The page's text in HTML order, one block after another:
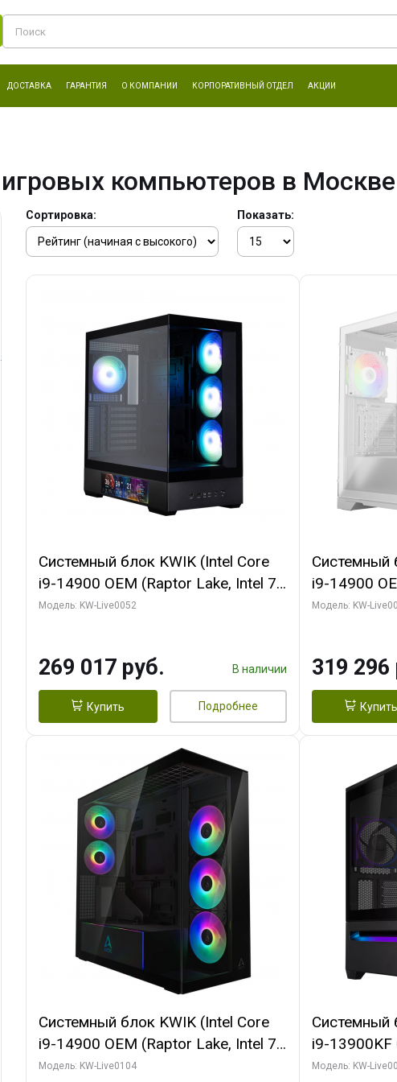
ДОСТАВКА ГАРАНТИЯ О КОМПАНИИ КОРПОРАТИВНЫЙ ОТДЕЛ АКЦИИ
компьютеров в Москве
Сортировка: Показать:
Системный блок KWIK (Intel Core
i9-14900 OEM (Raptor Lake, Intel 7,
C24 16EC/8PC// 64 ГБ ОЗУ (2
256bit 3xDP HD/ 512 ГБ SSD)
Модель: KW-Live0052
269 017 руб. В наличии
Купить Подробнее
Системный
i9-14900
C24 16EC/
GDDR7
Модель: KW-
319 296
Купить
Системный блок KWIK (Intel Core
i9-14900 OEM (Raptor Lake, Intel 7,
C24 16EC/8PC// 64 ГБ ОЗУ (2
Модель: KW-Live0104
Системный
i9-13900KF
7, C24
Модель: KW-